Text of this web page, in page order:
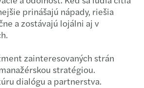
prinášajú nápady, riešia
a zostávajú lojálni aj v
zainteresovaných strán
stratégiou.
dialógu a partnerstva.